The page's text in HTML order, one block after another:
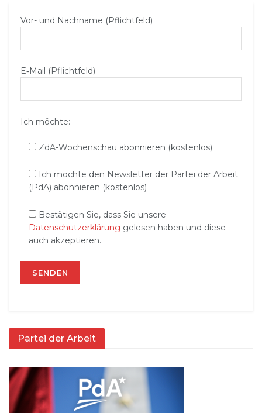
Vor- und Nachname (Pflichtfeld)
E‑Mail (Pflichtfeld)
Ich möchte:
ZdA-Wochenschau abonnieren (kostenlos)
Ich möchte den Newsletter der Partei der Arbeit
(PdA) abonnieren (kostenlos)
Bestätigen Sie, dass Sie unsere
Datenschutzerklärung gelesen haben und diese
auch akzeptieren.
Partei der Arbeit